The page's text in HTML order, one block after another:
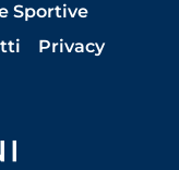
Sportive
Privacy